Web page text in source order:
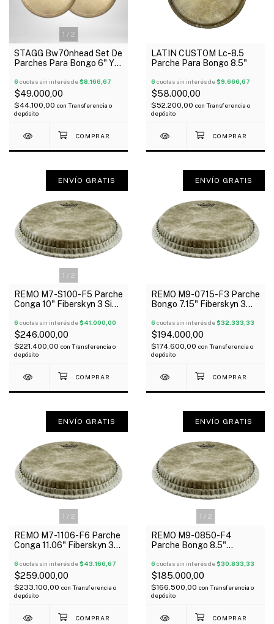
1 / 2
STAGG Bw70nhead Set De
Parches Para Bongo 6" Y
6 cuotas sin interés de$8.166,67
$49.000,00
$44.100,00 con Transferencia o
depósito
LATIN CUSTOM Lc-8.5
Parche Para Bongo 8.5"
6 cuotas sin interés de$9.666,67
$58.000,00
$52.200,00 con Transferencia o
depósito
1 / 2
ENVÍO GRATIS
REMO M7-S100-F5 Parche
Conga 10" Fiberskyn 3 Simil
6 cuotas sin interés de$41.000,00
$246.000,00
$221.400,00 con Transferencia o
depósito
ENVÍO GRATIS
REMO M9-0715-F3 Parche
Bongo 7.15" Fiberskyn 3
6 cuotas sin interés de$32.333,33
$194.000,00
$174.600,00 con Transferencia o
depósito
1 / 2
ENVÍO GRATIS
REMO M7-1106-F6 Parche
Conga 11.06" Fiberskyn 3
6 cuotas sin interés de$43.166,67
$259.000,00
$233.100,00 con Transferencia o
depósito
1 / 2
ENVÍO GRATIS
REMO M9-0850-F4
Parche Bongo 8.5"
Capa Rugosa
6 cuotas sin interés de$30.833,33
$185.000,00
$166.500,00 con Transferencia o
depósito